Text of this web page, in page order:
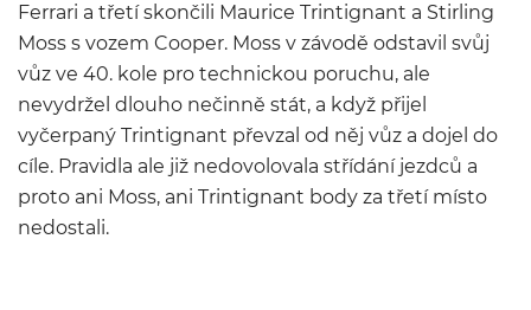
Ferrari a třetí skončili Maurice Trintignant a Stirling
Moss s vozem Cooper. Moss v závodě odstavil svůj
vůz ve 40. kole pro technickou poruchu, ale
nevydržel dlouho nečinně stát, a když přijel
vyčerpaný Trintignant převzal od něj vůz a dojel do
cíle. Pravidla ale již nedovolovala střídání jezdců a
proto ani Moss, ani Trintignant body za třetí místo
nedostali.